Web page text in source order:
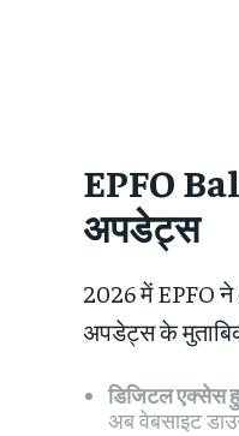
EPFO
अपडेट्स
2026 में EPFO
अपडेट्स के
डिजिटल एक्सेस
अब वेबसाइट